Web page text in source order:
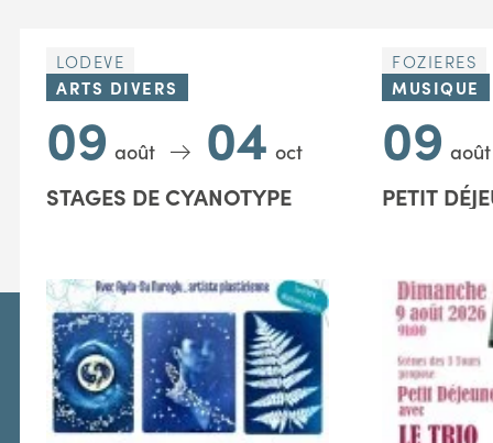
LODEVE
ARTS DIVERS
09 août 04 oct
STAGES DE CYANOTYPE
FOZIERES
MUSIQUE
09 août
PETIT